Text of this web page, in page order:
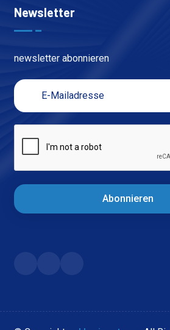
Newsletter
newsletter abonnieren
Abonnieren